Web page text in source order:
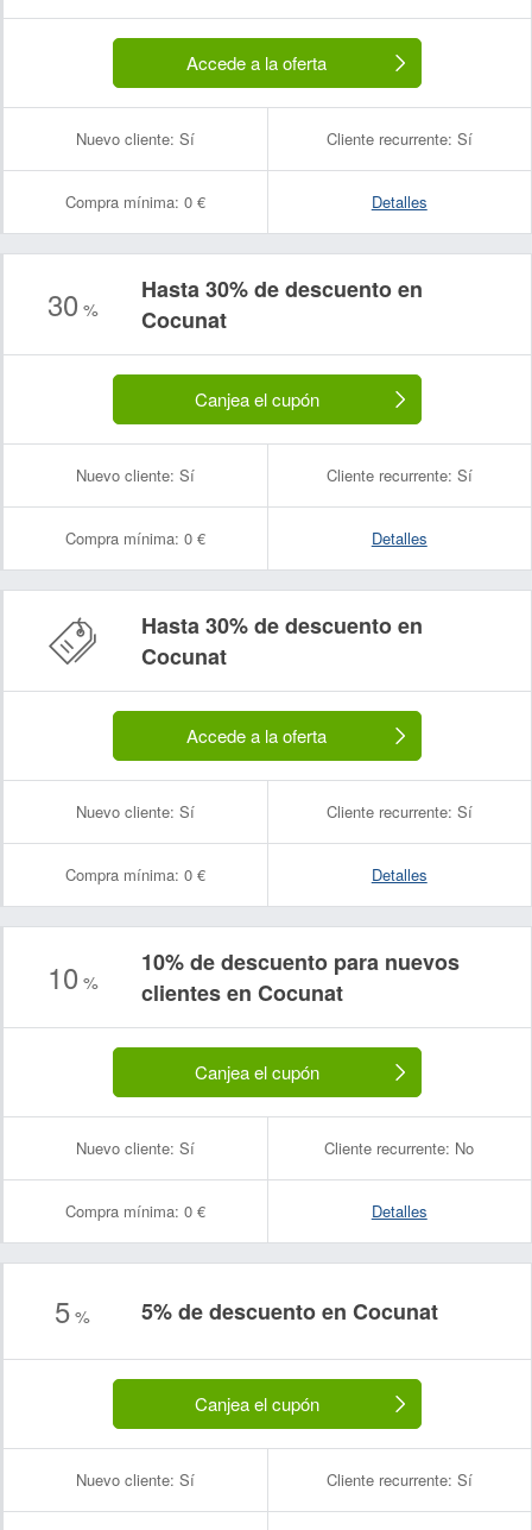
Accede a la oferta
Nuevo cliente: Sí Cliente recurrente: Sí
Compra mínima: 0 € Detalles
30 %
Hasta 30% de descuento en
Cocunat
Canjea el cupón
Nuevo cliente: Sí Cliente recurrente: Sí
Compra mínima: 0 € Detalles
Hasta 30% de descuento en
Cocunat
Accede a la oferta
Nuevo cliente: Sí Cliente recurrente: Sí
Compra mínima: 0 € Detalles
10 %
10% de descuento para nuevos
clientes en Cocunat
Canjea el cupón
Nuevo cliente: Sí Cliente recurrente: No
Compra mínima: 0 € Detalles
5% 5% de descuento en Cocunat
Canjea el cupón
Nuevo cliente: Sí Cliente recurrente: Sí